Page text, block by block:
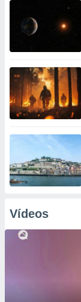
Vídeos